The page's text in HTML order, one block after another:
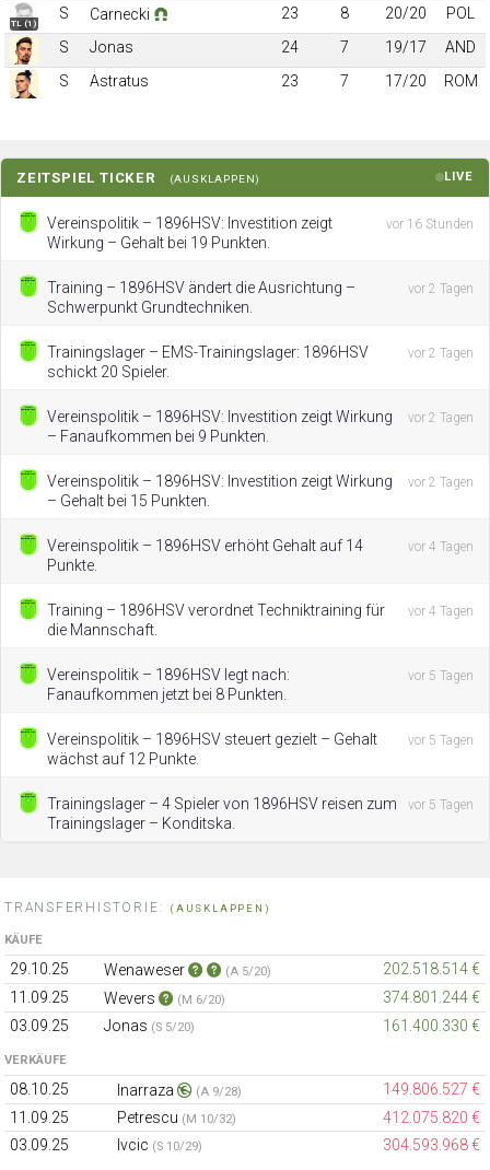
TL (1)
S Carnecki 23 8 20/20
POL
S
Jonas 24 7 19/17
AND
S
Astratus 23 7 17/20 ROM
ZEITSPIEL TICKER (AUSKLAPPEN) LIVE
Vereinspolitik – 1896HSV: Investition zeigt
Wirkung – Gehalt bei 19 Punkten.
vor 16 Stunden
Training – 1896HSV ändert die Ausrichtung –
Schwerpunkt Grundtechniken.
vor 2 Tagen
Trainingslager – EMS-Trainingslager: 1896HSV
schickt 20 Spieler.
vor 2 Tagen
Vereinspolitik – 1896HSV: Investition zeigt Wirkung
– Fanaufkommen bei 9 Punkten.
vor 2 Tagen
Vereinspolitik – 1896HSV: Investition zeigt Wirkung
– Gehalt bei 15 Punkten.
vor 2 Tagen
Vereinspolitik – 1896HSV erhöht Gehalt auf 14
Punkte.
vor 4 Tagen
Training – 1896HSV verordnet Techniktraining für
die Mannschaft.
vor 4 Tagen
Vereinspolitik – 1896HSV legt nach:
Fanaufkommen jetzt bei 8 Punkten.
vor 5 Tagen
Vereinspolitik – 1896HSV steuert gezielt – Gehalt
wächst auf 12 Punkte.
vor 5 Tagen
Trainingslager – 4 Spieler von 1896HSV reisen zum
Trainingslager – Konditska.
vor 5 Tagen
TRANSFERHISTORIE: (AUSKLAPPEN)
KÄUFE
29.10.25 Wenaweser (A 5/20)
202.518.514 €
11.09.25
Wevers (M 6/20)
374.801.244 €
03.09.25
Jonas (S 5/20) 161.400.330 €
VERKÄUFE
08.10.25 Inarraza (A 9/28)
149.806.527 €
11.09.25
Petrescu (M 10/32)
412.075.820 €
03.09.25
Ivcic (S 10/29) 304.593.968 €